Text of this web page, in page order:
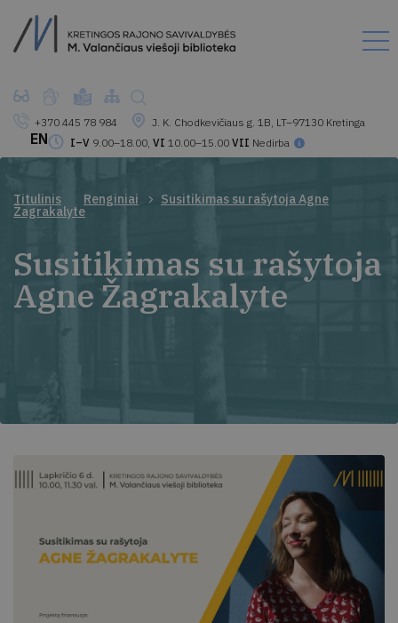
+370 445 78 984
J. K. Chodkevičiaus g. 1B, LT–97130 Kretinga
I–V 9.00–18.00, VI 10.00–15.00 VII Nedirba
EN
Titulinis Renginiai Susitikimas su rašytoja Agne
Žagrakalyte
Susitikimas su rašytoja
Agne Žagrakalyte